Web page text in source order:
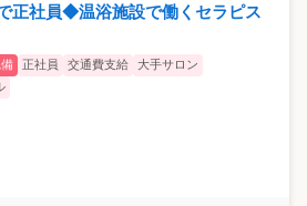
正社員◆温浴施設で働くセラピス
正社員 交通費支給
大手サロン